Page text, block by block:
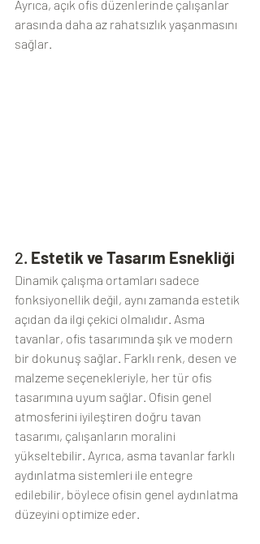
Ayrıca, açık ofis düzenlerinde çalışanlar
arasında daha az rahatsızlık yaşanmasını
sağlar.
2. Estetik ve Tasarım Esnekliği
Dinamik çalışma ortamları sadece
fonksiyonellik değil, aynı zamanda estetik
açıdan da ilgi çekici olmalıdır. Asma
tavanlar, ofis tasarımında şık ve modern
bir dokunuş sağlar. Farklı renk, desen ve
malzeme seçenekleriyle, her tür ofis
tasarımına uyum sağlar. Ofisin genel
atmosferini iyileştiren doğru tavan
tasarımı, çalışanların moralini
yükseltebilir. Ayrıca, asma tavanlar farklı
aydınlatma sistemleri ile entegre
edilebilir, böylece ofisin genel aydınlatma
düzeyini optimize eder.